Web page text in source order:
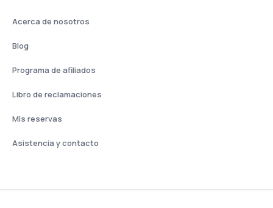
Acerca de nosotros
Blog
Programa de afiliados
Libro de reclamaciones
Mis reservas
Asistencia y contacto